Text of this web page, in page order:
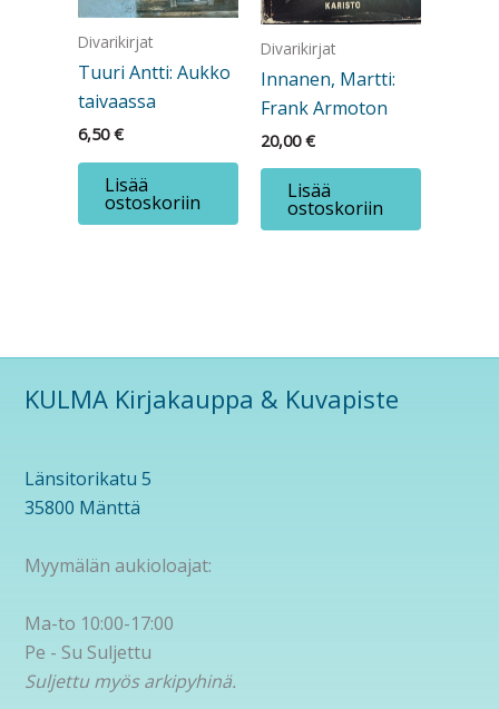
Divarikirjat
Tuuri Antti: Aukko
taivaassa
6,50€
Lisää
ostoskoriin
Divarikirjat
Innanen, Martti:
Frank Armoton
20,00€
Lisää
ostoskoriin
KULMA Kirjakauppa & Kuvapiste
Länsitorikatu 5
35800 Mänttä
Myymälän aukioloajat:
Ma-to 10:00-17:00
Pe - Su Suljettu
Suljettu myös arkipyhinä.